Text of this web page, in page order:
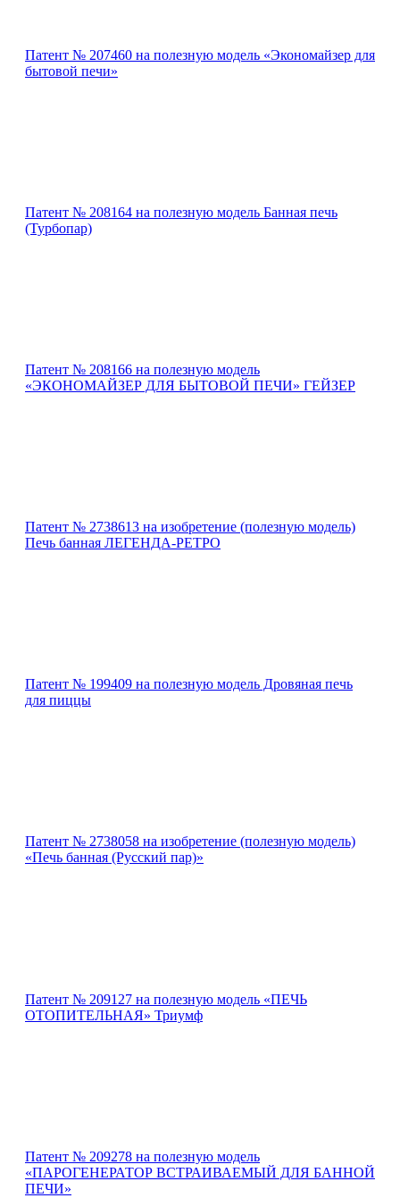
Патент № 207460 на полезную модель «Экономайзер для
бытовой печи»
Патент № 208164 на полезную модель Банная печь
(Турбопар)
Патент № 208166 на полезную модель
«ЭКОНОМАЙЗЕР ДЛЯ БЫТОВОЙ ПЕЧИ» ГЕЙЗЕР
Патент № 2738613 на изобретение (полезную модель)
Печь банная ЛЕГЕНДА-РЕТРО
Патент № 199409 на полезную модель Дровяная печь
для пиццы
Патент № 2738058 на изобретение (полезную модель)
«Печь банная (Русский пар)»
Патент № 209127 на полезную модель «ПЕЧЬ
ОТОПИТЕЛЬНАЯ» Триумф
Патент № 209278 на полезную модель
«ПАРОГЕНЕРАТОР ВСТРАИВАЕМЫЙ ДЛЯ БАННОЙ
ПЕЧИ»